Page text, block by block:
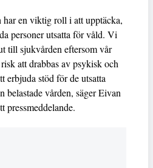
en viktig roll i att upptäcka,
personer utsatta för våld. Vi
till sjukvården eftersom vår
att drabbas av psykisk och
erbjuda stöd för de utsatta
belastade vården, säger Eivan
pressmeddelande.